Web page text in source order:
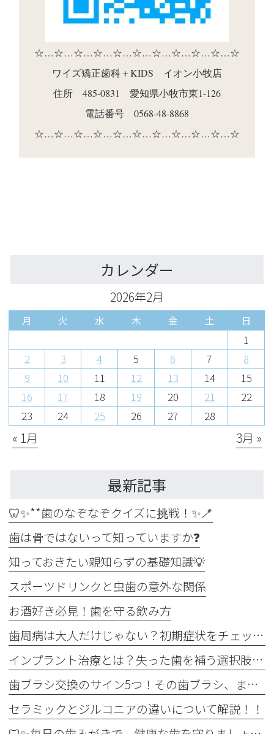
☆…☆…☆…☆…☆…☆…☆…☆…☆…☆…☆
ワイズ矯正歯科＋KIDS イオン小牧店
住所 485-0831 愛知県小牧市東1-126
電話番号 0568-48-8868
☆…☆…☆…☆…☆…☆…☆…☆…☆…☆…☆
カレンダー
2026年2月
月 火 水 木 金 土 日
1
2
3 4 5 6 7
8
9
10 11 12 13 14
15
16
17 18 19 20 21
22
23
24 25 26 27 28
« 1月 3月 »
最新記事
🦷✨**歯のなぞなぞクイズに挑戦！✨🪥
歯は骨ではないって知っていますか❓
知っておきたい親知らずの基礎知識💡
スポーツドリンクと虫歯の意外な関係
お酒好き必見！歯を守る飲み方
歯周病は大人だけじゃない？初期症状をチェック
インプラント治療とは？失った歯を補う選択肢を正しく知りましょう！！
歯ブラシ交換のサイン5つ！その歯ブラシ、まだ使っていませんか？🪥
セラミックとジルコニアの違いについて解説！！